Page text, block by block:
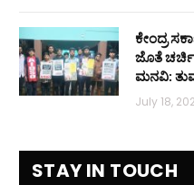
ಕೇಂದ್ರ
ಜೊತೆ
ಮನವಿ:
July 18,
STAY IN TOUCH